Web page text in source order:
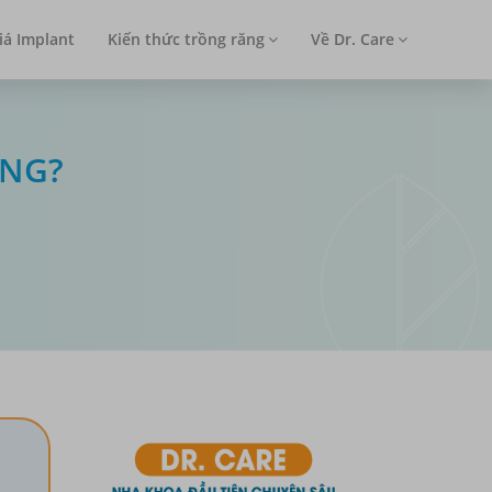
Implant Kiến thức trồng răng Về Dr. Care